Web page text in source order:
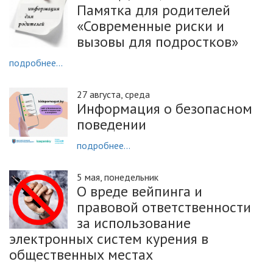
Памятка для родителей
«Современные риски и
вызовы для подростков»
подробнее...
27 августа, среда
Информация о безопасном
поведении
подробнее...
5 мая, понедельник
О вреде вейпинга и
правовой ответственности
за использование
электронных систем курения в
общественных местах